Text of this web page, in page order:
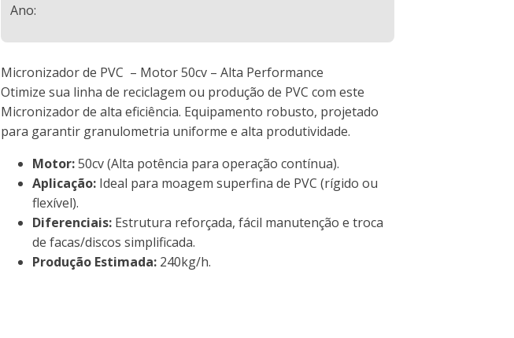
Ano:
Micronizador de PVC – Motor 50cv – Alta Performance
Otimize sua linha de reciclagem ou produção de PVC com este
Micronizador de alta eficiência. Equipamento robusto, projetado
para garantir granulometria uniforme e alta produtividade.
Motor:50cv (Alta potência para operação contínua).
Aplicação: Ideal para moagem superfina de PVC (rígido ou
flexível).
Diferenciais: Estrutura reforçada, fácil manutenção e troca
de facas/discos simplificada.
Produção Estimada: 240kg/h.